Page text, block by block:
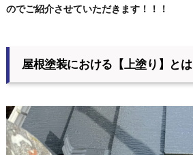
のでご紹介させていただきます！！！
屋根塗装における【上塗り】とは